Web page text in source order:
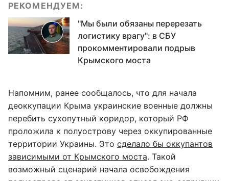
РЕКОМЕНДУЕМ:
"Мы были обязаны перерезать
логистику врагу": в СБУ
прокомментировали подрыв
Крымского моста
Напомним, ранее сообщалось, что для начала
деоккупации Крыма украинские военные должны
перебить сухопутный коридор, который РФ
проложила к полуострову через оккупированные
территории Украины. Это сделало бы оккупантов
зависимыми от Крымского моста. Такой
возможный сценарий начала освобождения